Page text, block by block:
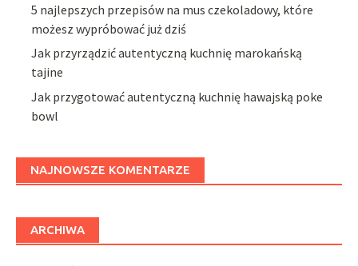
5 najlepszych przepisów na mus czekoladowy, które
możesz wypróbować już dziś
Jak przyrządzić autentyczną kuchnię marokańską
tajine
Jak przygotować autentyczną kuchnię hawajską poke
bowl
NAJNOWSZE KOMENTARZE
ARCHIWA